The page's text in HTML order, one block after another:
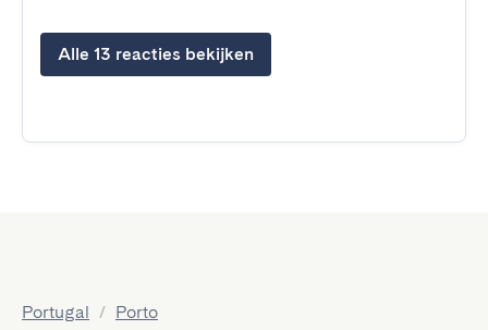
Alle 13 reacties bekijken
Portugal / Porto